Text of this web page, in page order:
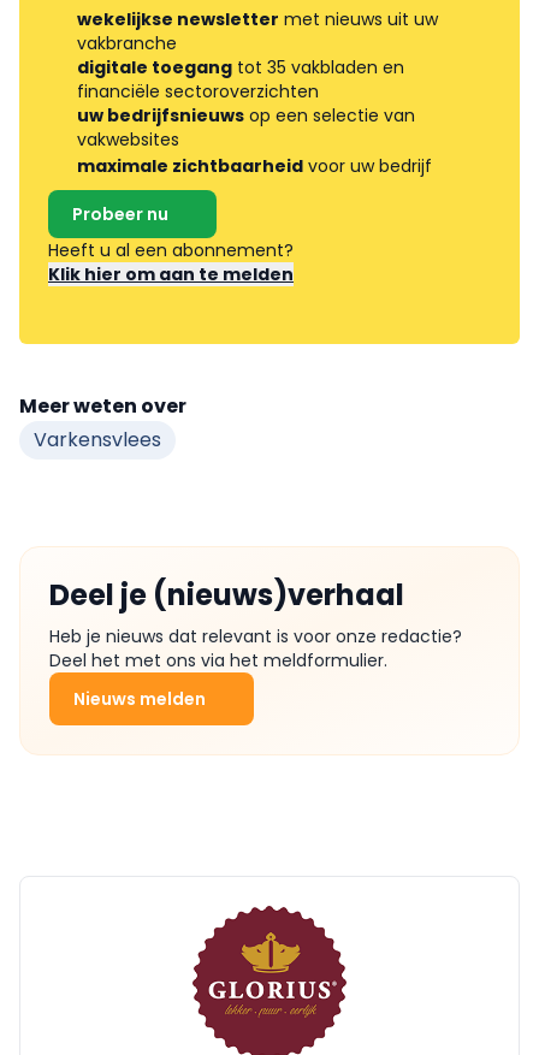
wekelijkse newsletter met nieuws uit uw
vakbranche
digitale toegang tot 35 vakbladen en
financiële sectoroverzichten
uw bedrijfsnieuws op een selectie van
vakwebsites
maximale zichtbaarheid voor uw bedrijf
Probeer nu
Heeft u al een abonnement?
Klik hier om aan te melden
Meer weten over
Varkensvlees
Deel je (nieuws)verhaal
Heb je nieuws dat relevant is voor onze redactie?
Deel het met ons via het meldformulier.
Nieuws melden